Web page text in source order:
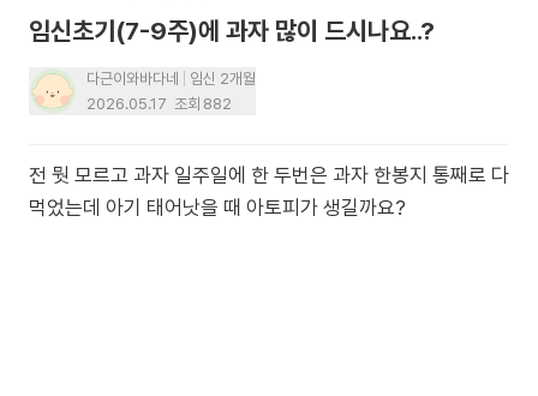
임신초기(7-9주)에 과자 많이 드시나요..?
다근이와바다네
임신 2개월
2026.05.17 조회 882
전 뭣 모르고 과자 일주일에 한 두번은 과자 한봉지 통째로 다
먹었는데 아기 태어낫을 때 아토피가 생길까요?